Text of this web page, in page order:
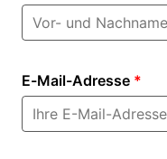
E-Mail-Adresse *